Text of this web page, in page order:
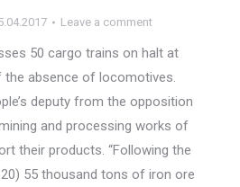
Leave a comment
50 cargo trains on halt at
absence of locomotives.
deputy from the opposition
and processing works of
their products. “Following the
55 thousand tons of iron ore